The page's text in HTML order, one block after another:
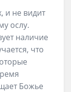
и не видит
ослу.
наличие
что
Божье